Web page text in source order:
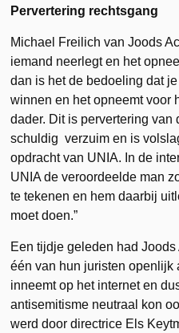
Pervertering rechtsgang
Michael Freilich van Joods
iemand neerlegt en het
dan is het de bedoeling dat
winnen en het opneemt voor
dader. Dit is pervertering van
schuldig verzuim en is
opdracht van UNIA. In de
UNIA de veroordeelde man
te tekenen en hem daarbij
moet doen.”
Een tijdje geleden had
één van hun juristen openlijk
inneemt op het internet en
antisemitisme neutraal kon
werd door directrice Els